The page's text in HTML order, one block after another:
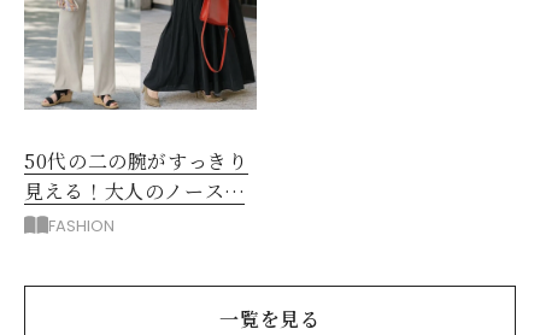
50代の二の腕がすっきり
見える！大人のノースリ
ーブコーデ5選
FASHION
一覧を見る